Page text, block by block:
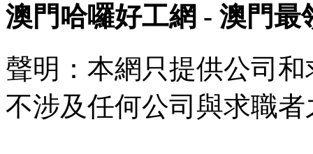
澳門哈囉好工網 - 澳門最
聲明：本網只提供公司
不涉及任何公司與求職